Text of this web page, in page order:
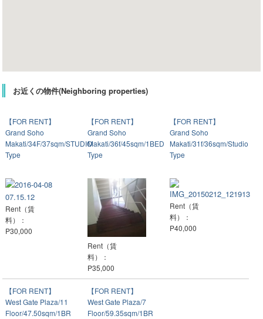
お近くの物件(Neighboring properties)
【FOR RENT】
Grand Soho
Makati/34F/37sqm/STUDIO
Type
Rent（賃
料）：
P30,000
【FOR RENT】
Grand Soho
Makati/36f/45sqm/1BED
Type
Rent（賃
料）：
P35,000
【FOR RENT】
Grand Soho
Makati/31f/36sqm/Studio
Type
Rent（賃
料）：
P40,000
【FOR RENT】
West Gate Plaza/11
Floor/47.50sqm/1BR
【FOR RENT】
West Gate Plaza/7
Floor/59.35sqm/1BR